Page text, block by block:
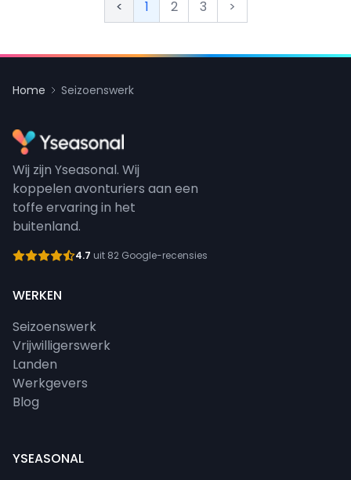
< 1 2 3 >
Home Seizoenswerk
Wij zijn Yseasonal. Wij
koppelen avonturiers aan een
toffe ervaring in het
buitenland.
4.7 uit 82 Google-recensies
WERKEN
Seizoenswerk
Vrijwilligerswerk
Landen
Werkgevers
Blog
YSEASONAL